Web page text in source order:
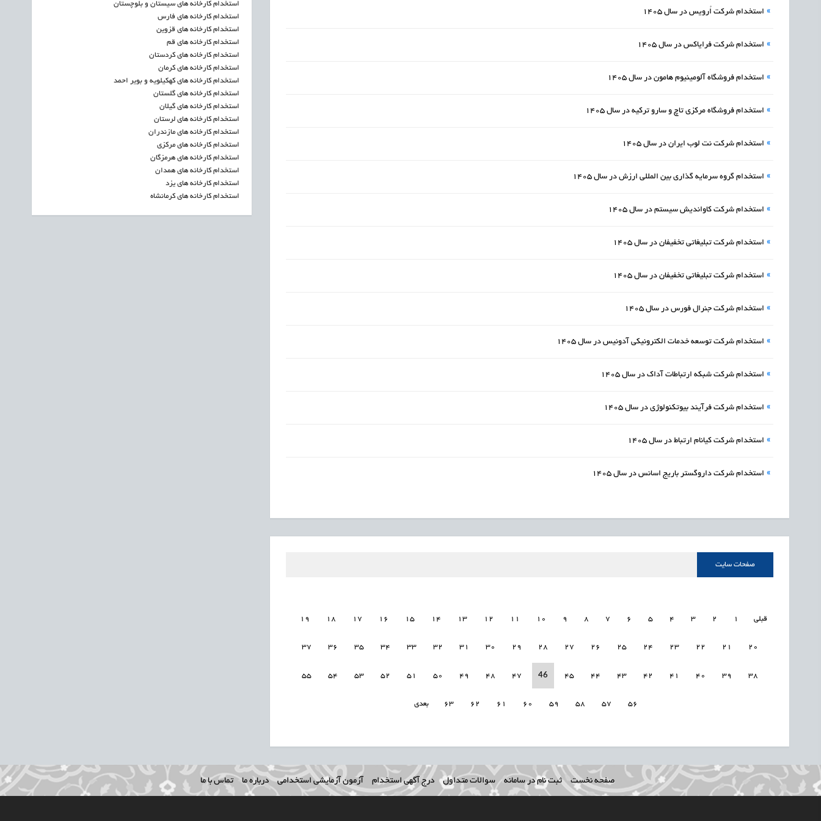
» استخدام شرکت اُرویس در سال 1405
» استخدام شرکت فرایاکس در سال 1405
» استخدام فروشگاه آلومینیوم هامون در سال 1405
» استخدام فروشگاه مرکزی تاچ و سارو ترکیه در سال 1405
» استخدام شرکت نت لوب ایران در سال 1405
» استخدام گروه سرمایه گذاری بین المللی ارزش در سال 1405
» استخدام شرکت کاواندیش سیستم در سال 1405
» استخدام شرکت تبلیغاتی تخفیفان در سال 1405
» استخدام شرکت تبلیغاتی تخفیفان در سال 1405
» استخدام شرکت جنرال فورس در سال 1405
» استخدام شرکت توسعه خدمات الکترونیکی آدونیس در سال 1405
» استخدام شرکت شبکه ارتباطات آداک در سال 1405
» استخدام شرکت فرآیند بیوتکنولوژی در سال 1405
» استخدام شرکت کیانام ارتباط در سال 1405
» استخدام شرکت داروگستر باریج اسانس در سال 1405
صفحات سایت
قبلی 1
2
3
4
5
6
7
8
9
10
11
12
13
14
15
16
17
18
19
20
21
22
23
24
25
26
27
28
29
30
31
32
33
34
35
36
37
38
39
40
41
42
43
44
45
46
47
48
49
50
51
52
53
54
55
56
57
58
59
60
61
62
63 بعدی
استخدام کارخانه های سیستان و بلوچستان
استخدام کارخانه های فارس
استخدام کارخانه های قزوین
استخدام کارخانه های قم
استخدام کارخانه های کردستان
استخدام کارخانه های کرمان
استخدام کارخانه های کهکیلویه و بویر احمد
استخدام کارخانه های گلستان
استخدام کارخانه های گیلان
استخدام کارخانه های لرستان
استخدام کارخانه های مازندران
استخدام کارخانه های مرکزی
استخدام کارخانه های هرمزگان
استخدام کارخانه های همدان
استخدام کارخانه های یزد
استخدام کارخانه های کرمانشاه
صفحه نخست ثبت نام در سامانه سوالات متداول درج آگهی استخدام آزمون آزمایشی استخدامی درباره ما تماس با ما